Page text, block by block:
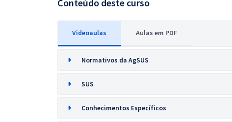
Conteúdo deste curso
Videoaulas Aulas em PDF
Normativos da AgSUS
SUS
Conhecimentos Específicos